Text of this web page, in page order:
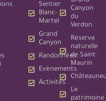
Sentier
Blanc-
Martel
Grand
Canyon
Randonnées
Evènements
Activités
Canyon
du
Verdon
Réserve
naturelle
de Saint
Maurin
Le
patrimoine